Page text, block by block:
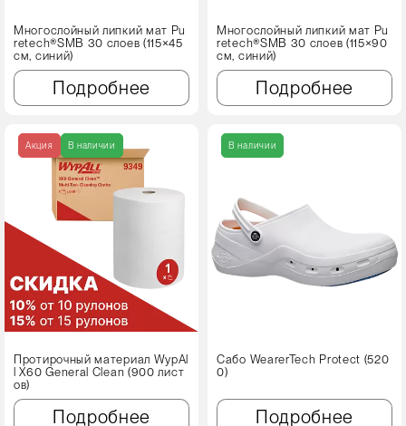
Многослойный липкий мат Pu
retech®SMB 30 слоев (115×45
см, синий)
Подробнее
Многослойный липкий мат Pu
retech®SMB 30 слоев (115×90
см, синий)
Подробнее
Акция В наличии
Протирочный материал WypAl
l X60 Genеral Clean (900 лист
ов)
Подробнее
В наличии
Сабо WearerTech Protect (520
0)
Подробнее